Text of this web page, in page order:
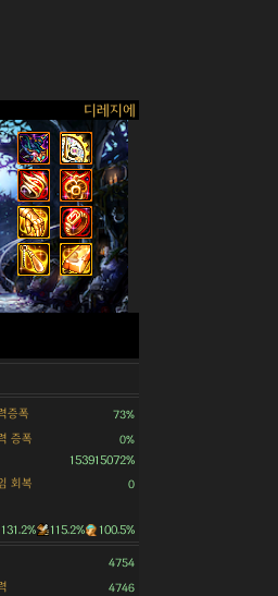
디레지에
>
증폭 73%
증폭 0%
153915072%
회복 0
131.2% 115.2% 100.5%
4754
4746